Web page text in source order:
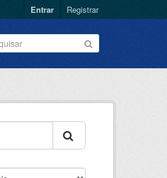
Entrar Registrar